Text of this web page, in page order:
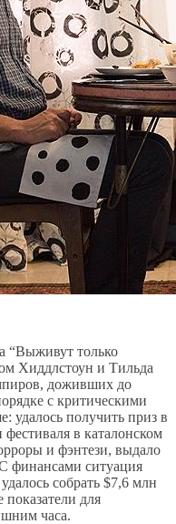
“Выживут только
Хиддлстоун и Тильда
доживших до
с критическими
удалось получить приз в
в каталонском
и фэнтези, выдало
финансами ситуация
собрать $7,6 млн
для
часа.